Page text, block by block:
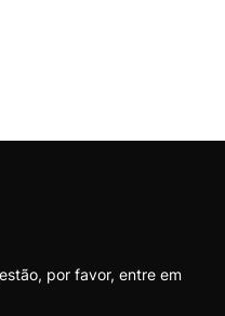
por favor, entre em